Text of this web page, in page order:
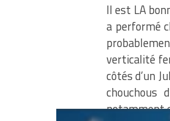
Il est LA
a performé
verticalité
côtés d’un
chouchous
notamment